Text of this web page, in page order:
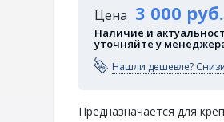
Цена 3 000 руб.
Наличие и
уточняйте у
Нашли дешевле?
Предназначается для